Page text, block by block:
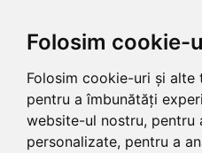
Folosim cookie-
Folosim cookie-uri și alte
pentru a îmbunătăți
website-ul nostru, pentru
personalizate, pentru a